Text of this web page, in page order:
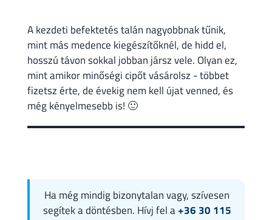
A kezdeti befektetés talán nagyobbnak tűnik,
mint más medence kiegészítőknél, de hidd el,
hosszú távon sokkal jobban jársz vele. Olyan ez,
mint amikor minőségi cipőt vásárolsz - többet
fizetsz érte, de évekig nem kell újat venned, és
még kényelmesebb is! 🙂
Ha még mindig bizonytalan vagy, szívesen
segítek a döntésben. Hívj fel a+36 30 115